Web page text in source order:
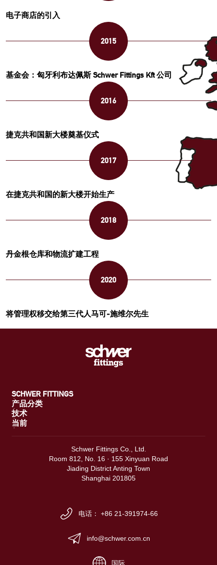
电子商店的引入
2015
基金会：匈牙利布达佩斯 Schwer Fittings Kft 公司
2016
捷克共和国新大楼奠基仪式
2017
在捷克共和国的新大楼开始生产
2018
丹金根仓库和物流扩建工程
2020
将管理权移交给第三代人马可-施维尔先生
SCHWER FITTINGS
产品分类
技术
当前
Schwer Fittings Co., Ltd.
Room 812, No. 16 · 155 Xinyuan Road
Jiading District Anting Town
Shanghai 201805
电话： +86 21-391974-66
info@schwer.com.cn
国际